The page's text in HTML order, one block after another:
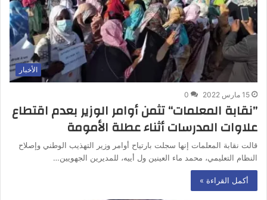
الأخبار
15 مارس 2022 0
”نقابة المعلمات“ تثمن أوامر الوزير بعدم اقتطاع
علاوات المدرسات أثناء عطلة الأمومة
قالت نقابة المعلمات إنها سجلت بارتياح أوامر وزير التهذيب الوطني وإصلاح
النظام التعليمي، محمد ماء العينين ول أييه، للمديرين الجهويين…
أكمل القراءة »